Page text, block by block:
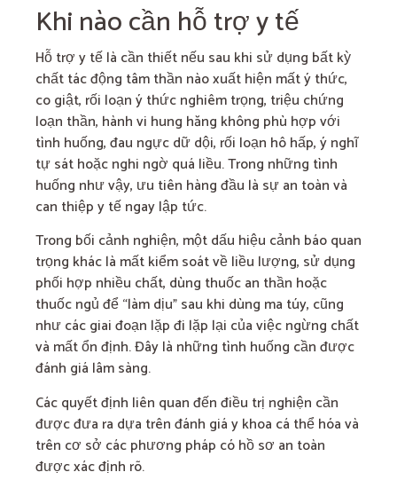
Khi nào cần hỗ trợ y tế
Hỗ trợ y tế là cần thiết nếu sau khi sử dụng bất kỳ
chất tác động tâm thần nào xuất hiện mất ý thức,
co giật, rối loạn ý thức nghiêm trọng, triệu chứng
loạn thần, hành vi hung hăng không phù hợp với
tình huống, đau ngực dữ dội, rối loạn hô hấp, ý nghĩ
tự sát hoặc nghi ngờ quá liều. Trong những tình
huống như vậy, ưu tiên hàng đầu là sự an toàn và
can thiệp y tế ngay lập tức.
Trong bối cảnh nghiện, một dấu hiệu cảnh báo quan
trọng khác là mất kiểm soát về liều lượng, sử dụng
phối hợp nhiều chất, dùng thuốc an thần hoặc
thuốc ngủ để “làm dịu” sau khi dùng ma túy, cũng
như các giai đoạn lặp đi lặp lại của việc ngừng chất
và mất ổn định. Đây là những tình huống cần được
đánh giá lâm sàng.
Các quyết định liên quan đến điều trị nghiện cần
được đưa ra dựa trên đánh giá y khoa cá thể hóa và
trên cơ sở các phương pháp có hồ sơ an toàn
được xác định rõ.